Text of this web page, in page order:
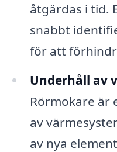
åtgärdas i tid.
snabbt
för att
Underhåll av
Rörmokare är
av
av nya